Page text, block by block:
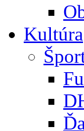
Kultúra